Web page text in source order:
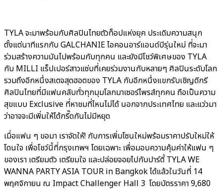
TYLA จะมาพร้อมกับศิลปินไทยตัวท็อปแห่งยุค ประเดิมความสนุก
ตั้งแต่นาทีแรกกับ GALCHANIE ไอคอนอาร์แอนด์บีรุ่นใหม่ ที่จะมา
ร่วมสร้างความมันไปพร้อมกับทุกคน และยังมีโชว์พิเศษของ TYLA
กับ MILLI แร็ปเปอร์สาวแซ่บที่เคยร่วมงานกับหลายๆ ศิลปินระดับโลก
รวมถึงอีกหนึ่งสเตจสุดฮอตของ TYLA กับอีกหนึ่งแขกรับเชิญดีกรี
ศิลปินไทยที่มีแฟนคลับทั่วทุกมุมโลกมาเซอร์ไพรส์ทุกคน ถือเป็นความ
สุขแบบ Exclusive ที่หาชมที่ไหนไม่ได้ นอกจากประเทศไทย และแว่วมา
ว่าอาจจะมีเพิ่มให้ได้กรี๊ดกันไม่มีหยุด
เมื่อแฟน ๆ ขอมา เราจัดให้! กับการเพิ่มโซนใหม่พร้อมราคาปรับใหม่ให้
โดนใจ เพื่อโชว์นี้ที่กรุงเทพฯ โดยเฉพาะ เพื่อมอบความคุ้มค่าให้แฟน ๆ
ของเรา เตรียมตัว เตรียมใจ และปล่อยจอยไปกับปาร์ตี้ TYLA WE
WANNA PARTY ASIA TOUR in Bangkok ได้แล้วในวันที่ 14
พฤศจิกายน ณ Impact Challenger Hall 3 โดยบัตรราคา 9,680